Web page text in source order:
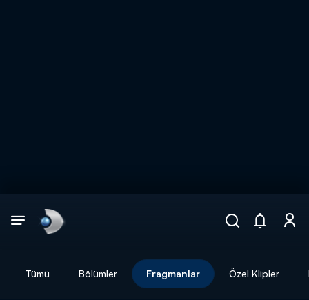
Tümü Bölümler Fragmanlar Özel Klipler